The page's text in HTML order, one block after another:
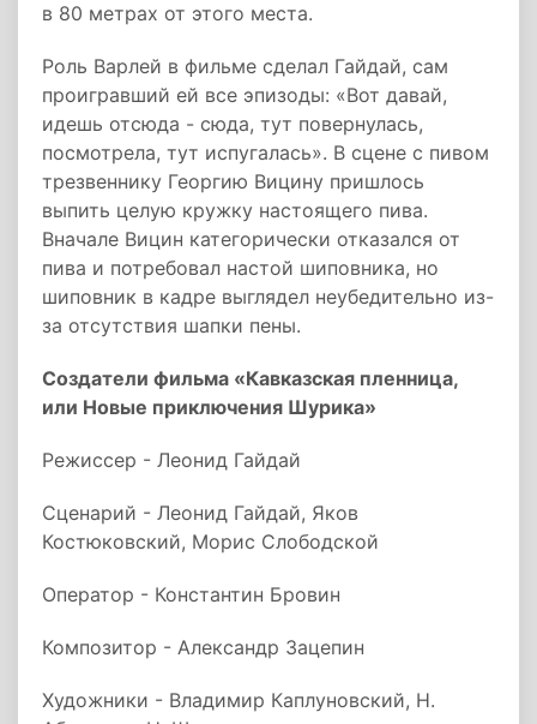
в 80 метрах от этого места.
Роль Варлей в фильме сделал Гайдай, сам
проигравший ей все эпизоды: «Вот давай,
идешь отсюда - сюда, тут повернулась,
посмотрела, тут испугалась». В сцене с пивом
трезвеннику Георгию Вицину пришлось
выпить целую кружку настоящего пива.
Вначале Вицин категорически отказался от
пива и потребовал настой шиповника, но
шиповник в кадре выглядел неубедительно из-
за отсутствия шапки пены.
Создатели фильма «Кавказская пленница,
или Новые приключения Шурика»
Режиссер - Леонид Гайдай
Сценарий - Леонид Гайдай, Яков
Костюковский, Морис Слободской
Оператор - Константин Бровин
Композитор - Александр Зацепин
Художники - Владимир Каплуновский, Н.